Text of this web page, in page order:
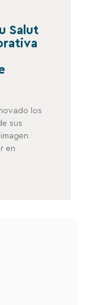
Salut
los
sus
en